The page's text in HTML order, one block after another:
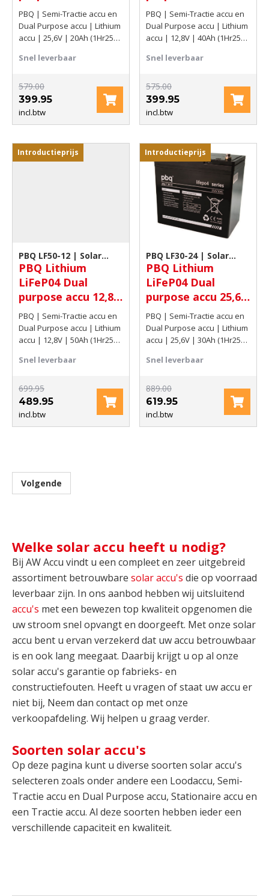
20Ah (1Hr25C)
512Wh
PBQ | Semi-Tractie accu en
Dual Purpose accu | Lithium
accu | 25,6V | 20Ah (1Hr25C)
Snel leverbaar
579.00
399.95
incl.btw
40Ah (1Hr25C)
512Wh
PBQ | Semi-Tractie accu en
Dual Purpose accu | Lithium
accu | 12,8V | 40Ah (1Hr25C)
Snel leverbaar
575.00
399.95
incl.btw
Introductieprijs
PBQ LF50-12 | Solar
accu
PBQ Lithium
LiFeP04 Dual
purpose accu 12,8V
50Ah (1Hr25C)
640Wh
PBQ | Semi-Tractie accu en
Dual Purpose accu | Lithium
accu | 12,8V | 50Ah (1Hr25C)
Snel leverbaar
699.95
489.95
incl.btw
Introductieprijs
PBQ LF30-24 | Solar
accu
PBQ Lithium
LiFeP04 Dual
purpose accu 25,6V
30Ah (1Hr25C)
768Wh
PBQ | Semi-Tractie accu en
Dual Purpose accu | Lithium
accu | 25,6V | 30Ah (1Hr25C)
Snel leverbaar
889.00
619.95
incl.btw
Volgende
Welke solar accu heeft u nodig?
Bij AW Accu vindt u een compleet en zeer uitgebreid
assortiment betrouwbare solar accu's die op voorraad
leverbaar zijn. In ons aanbod hebben wij uitsluitend
accu's met een bewezen top kwaliteit opgenomen die
uw stroom snel opvangt en doorgeeft. Met onze solar
accu bent u ervan verzekerd dat uw accu betrouwbaar
is en ook lang meegaat. Daarbij krijgt u op al onze
solar accu's garantie op fabrieks- en
constructiefouten. Heeft u vragen of staat uw accu er
niet bij, Neem dan contact op met onze
verkoopafdeling. Wij helpen u graag verder.
Soorten solar accu's
Op deze pagina kunt u diverse soorten solar accu's
selecteren zoals onder andere een Loodaccu, Semi-
Tractie accu en Dual Purpose accu, Stationaire accu en
een Tractie accu. Al deze soorten hebben ieder een
verschillende capaciteit en kwaliteit.